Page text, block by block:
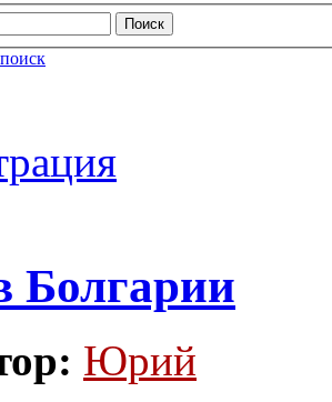
Болгарии
Юрий